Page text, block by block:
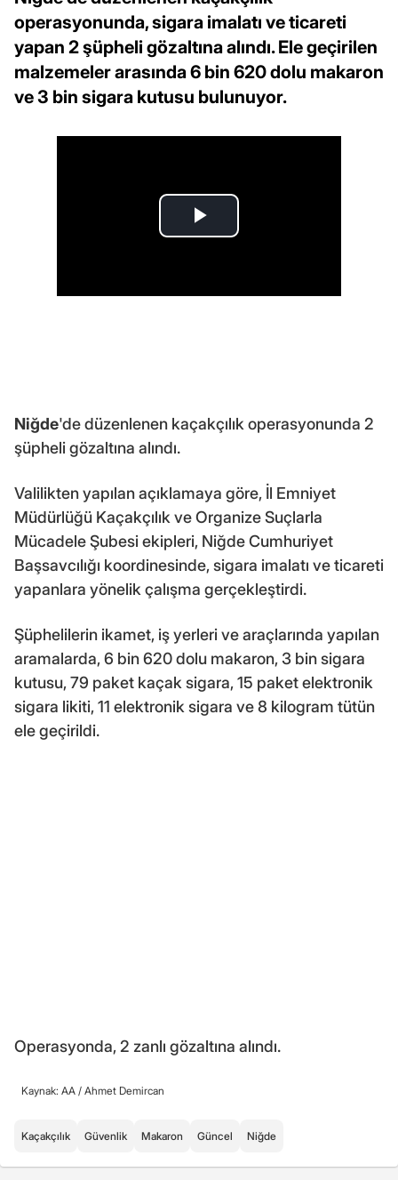
operasyonunda, sigara imalatı ve ticareti
yapan 2 şüpheli gözaltına alındı. Ele geçirilen
malzemeler arasında 6 bin 620 dolu makaron
ve 3 bin sigara kutusu bulunuyor.
Niğde'de düzenlenen kaçakçılık operasyonunda 2
şüpheli gözaltına alındı.
Valilikten yapılan açıklamaya göre, İl Emniyet
Müdürlüğü Kaçakçılık ve Organize Suçlarla
Mücadele Şubesi ekipleri, Niğde Cumhuriyet
Başsavcılığı koordinesinde, sigara imalatı ve ticareti
yapanlara yönelik çalışma gerçekleştirdi.
Şüphelilerin ikamet, iş yerleri ve araçlarında yapılan
aramalarda, 6 bin 620 dolu makaron, 3 bin sigara
kutusu, 79 paket kaçak sigara, 15 paket elektronik
sigara likiti, 11 elektronik sigara ve 8 kilogram tütün
ele geçirildi.
Operasyonda, 2 zanlı gözaltına alındı.
Kaynak: AA / Ahmet Demircan
Kaçakçılık Güvenlik Makaron Güncel Niğde